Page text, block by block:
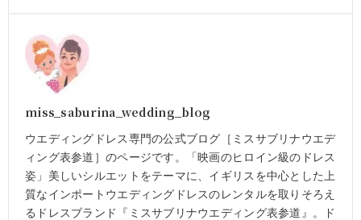
miss_saburina_wedding_blog
ウエディングドレス専門の公式ブログ［ミスサブリナウエデ
ィング表参道］のページです。「映画のヒロイン級のドレス
姿」美しいシルエットをテーマに、イギリスを中心とした上
質なインポートウエディングドレスのレンタルを取りそろえ
るドレスブランド『ミスサブリナウエディング表参道』。ド